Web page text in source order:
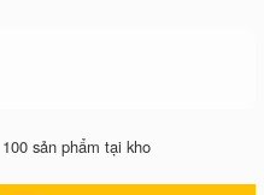
100 sản phẩm tại kho